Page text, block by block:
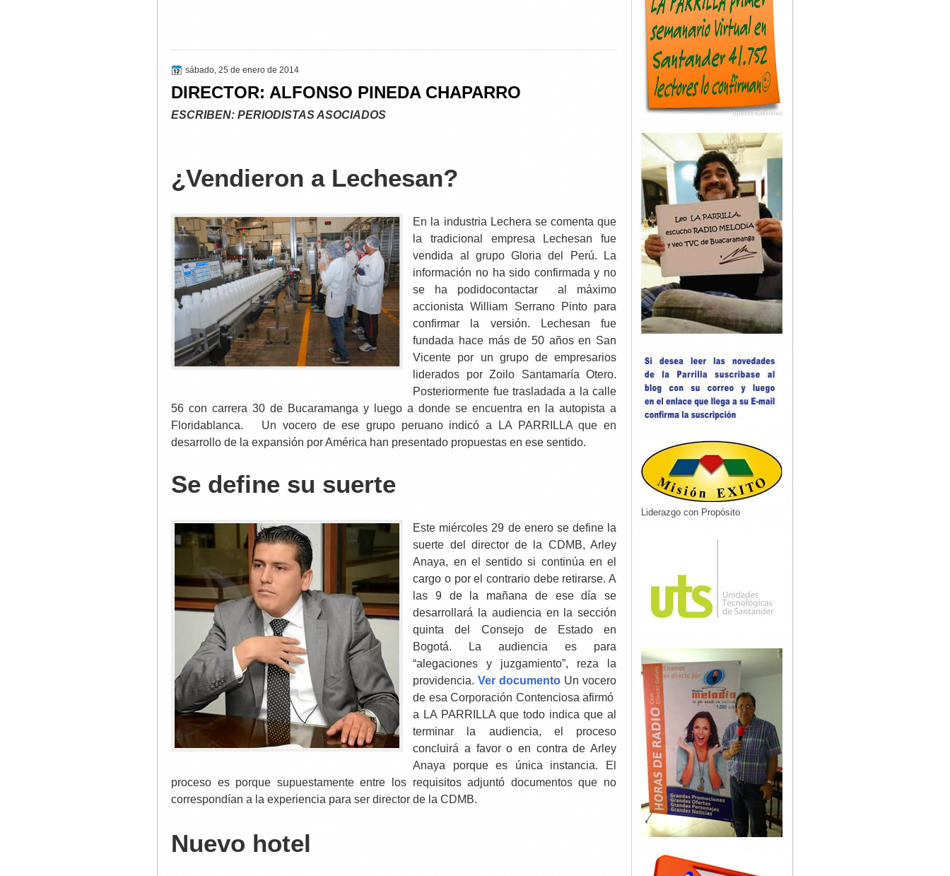
sábado, 25 de enero de 2014
DIRECTOR: ALFONSO PINEDA CHAPARRO
ESCRIBEN: PERIODISTAS ASOCIADOS
¿Vendieron a Lechesan?
En la industria Lechera se comenta que
la tradicional empresa Lechesan fue
vendida al grupo Gloria del Perú. La
información no ha sido confirmada y no
se ha podidocontactar al máximo
accionista William Serrano Pinto para
confirmar la versión. Lechesan fue
fundada hace más de 50 años en San
Vicente por un grupo de empresarios
liderados por Zoilo Santamaría Otero.
Posteriormente fue trasladada a la calle
56 con carrera 30 de Bucaramanga y luego a donde se encuentra en la autopista a
Floridablanca. Un vocero de ese grupo peruano indicó a LA PARRILLA que en
desarrollo de la expansión por América han presentado propuestas en ese sentido.
Se define su suerte
Este miércoles 29 de enero se define la
suerte del director de la CDMB, Arley
Anaya, en el sentido si continúa en el
cargo o por el contrario debe retirarse. A
las 9 de la mañana de ese día se
desarrollará la audiencia en la sección
quinta del Consejo de Estado en
Bogotá. La audiencia es para
“alegaciones y juzgamiento”, reza la
providencia.Ver documento Un vocero
de esa Corporación Contenciosa afirmó
a LA PARRILLA que todo indica que al
terminar la audiencia, el proceso
concluirá a favor o en contra de Arley
Anaya porque es única instancia. El
proceso es porque supuestamente entre los requisitos adjuntó documentos que no
correspondían a la experiencia para ser director de la CDMB.
Nuevo hotel
Liderazgo con Propósito